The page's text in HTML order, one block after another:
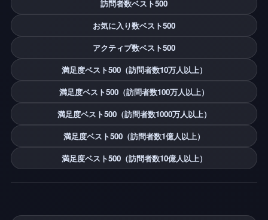
訪問者数ベスト500
お気に入り数ベスト500
アクティブ数ベスト500
満足度ベスト500（訪問者数10万人以上）
満足度ベスト500（訪問者数100万人以上）
満足度ベスト500（訪問者数1000万人以上）
満足度ベスト500（訪問者数1億人以上）
満足度ベスト500（訪問者数10億人以上）